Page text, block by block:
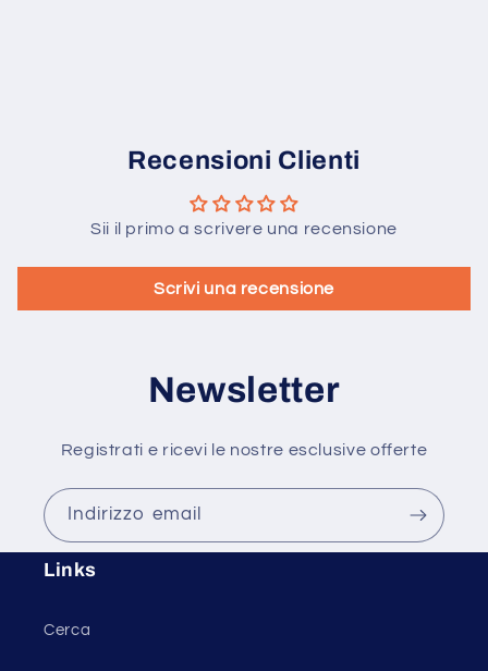
Recensioni Clienti
Sii il primo a scrivere una recensione
Scrivi una recensione
Newsletter
Registrati e ricevi le nostre esclusive offerte
Indirizzo email
Links
Cerca